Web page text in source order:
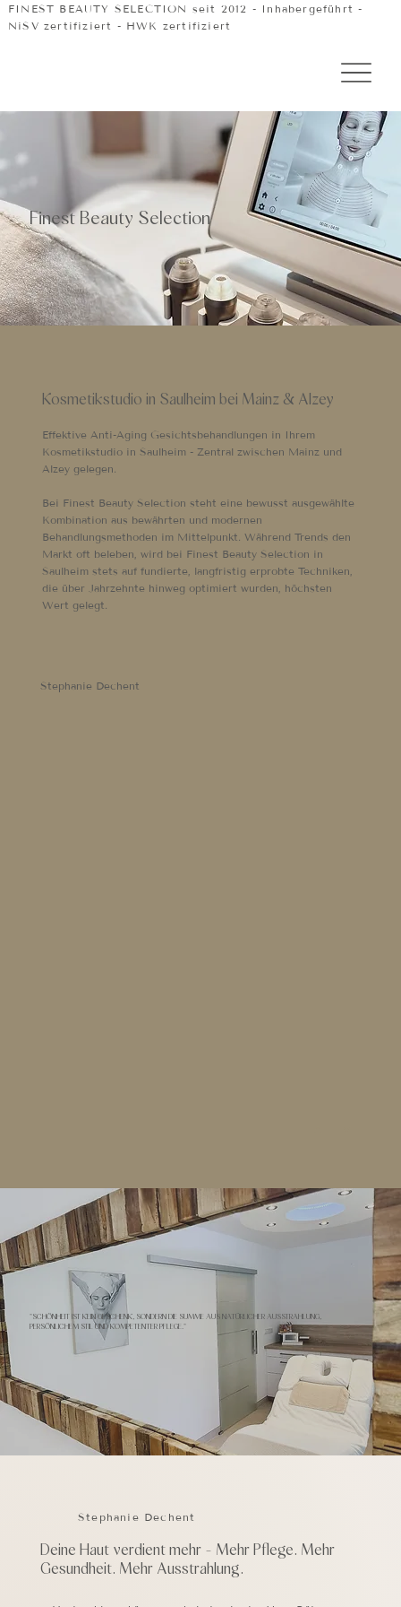
FINEST BEAUTY SELECTION seit 2012 - Inhabergeführt -
NiSV zertifiziert - HWK zertifiziert
Finest Beauty Selection
Kosmetikstudio in Saulheim bei Mainz & Alzey
Effektive Anti-Aging Gesichtsbehandlungen in Ihrem
Kosmetikstudio in Saulheim - Zentral zwischen Mainz und
Alzey gelegen.
Bei Finest Beauty Selection steht eine bewusst ausgewählte
Kombination aus bewährten und modernen
Behandlungsmethoden im Mittelpunkt. Während Trends den
Markt oft beleben, wird bei Finest Beauty Selection in
Saulheim stets auf fundierte, langfristig erprobte Techniken,
die über Jahrzehnte hinweg optimiert wurden, höchsten
Wert gelegt.
Stephanie Dechent
"SCHÖNHEIT IST KEIN GESCHENK, SONDERN DIE SUMME AUS NATÜRLICHER AUSSTRAHLUNG,
PERSÖNLICHEM STIL UND KOMPETENTER PFLEGE."
Stephanie Dechent
Deine Haut verdient mehr - Mehr Pflege. Mehr
Gesundheit. Mehr Ausstrahlung.